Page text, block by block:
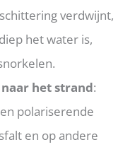
verdwijnt,
het water is,
het strand:
polariserende
en op andere